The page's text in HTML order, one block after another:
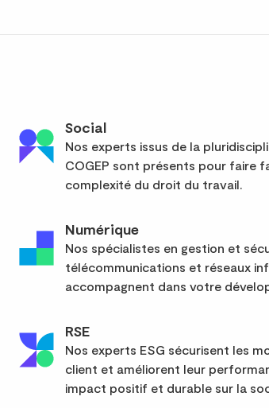
Social
Nos experts issus de la
COGEP sont présents pour faire
complexité du droit du travail.
Numérique
Nos spécialistes en gestion et
télécommunications et réseaux
accompagnent dans votre
RSE
Nos experts ESG sécurisent les
client et améliorent leur
impact positif et durable sur la